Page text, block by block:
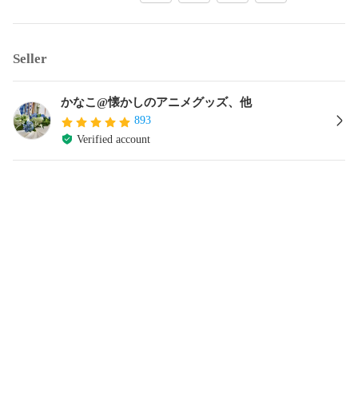
Seller
かなこ@懐かしのアニメグッズ、他
893
Verified account